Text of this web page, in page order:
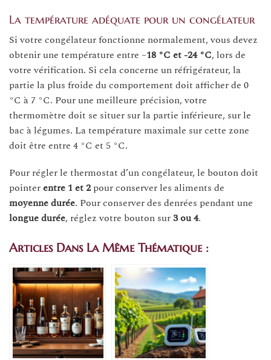
La température adéquate pour un congélateur
Si votre congélateur fonctionne normalement, vous devez
obtenir une température entre –18 °C et -24 °C, lors de
votre vérification. Si cela concerne un réfrigérateur, la
partie la plus froide du comportement doit afficher de 0
°C à 7 °C. Pour une meilleure précision, votre
thermomètre doit se situer sur la partie inférieure, sur le
bac à légumes. La température maximale sur cette zone
doit être entre 4 °C et 5 °C.
Pour régler le thermostat d’un congélateur, le bouton doit
pointerentre 1 et 2 pour conserver les aliments de
moyenne durée. Pour conserver des denrées pendant une
longue durée, réglez votre bouton sur3 ou 4.
Articles Dans La Même Thématique :